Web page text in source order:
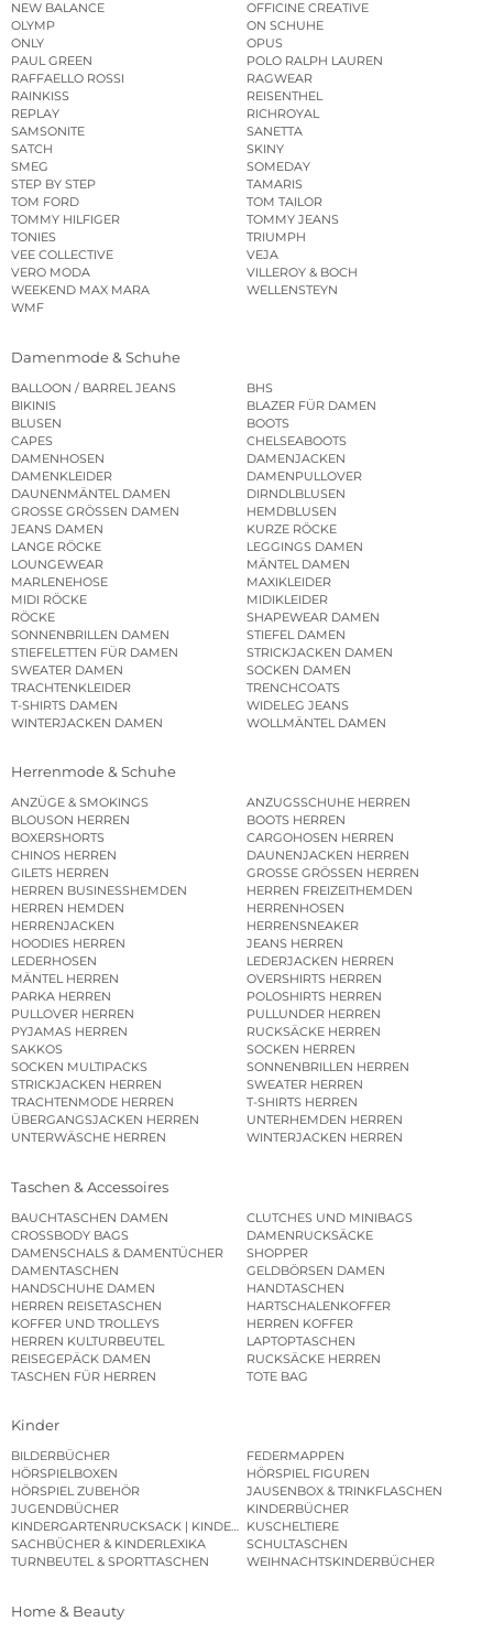
NEW BALANCE
OFFICINE CREATIVE
OLYMP
ON SCHUHE
ONLY
OPUS
PAUL GREEN
POLO RALPH LAUREN
RAFFAELLO ROSSI
RAGWEAR
RAINKISS
REISENTHEL
REPLAY
RICHROYAL
SAMSONITE
SANETTA
SATCH
SKINY
SMEG
SOMEDAY
STEP BY STEP
TAMARIS
TOM FORD
TOM TAILOR
TOMMY HILFIGER
TOMMY JEANS
TONIES
TRIUMPH
VEE COLLECTIVE
VEJA
VERO MODA
VILLEROY & BOCH
WEEKEND MAX MARA
WELLENSTEYN
WMF
Damenmode & Schuhe
BALLOON / BARREL JEANS
BHS
BIKINIS
BLAZER FÜR DAMEN
BLUSEN
BOOTS
CAPES
CHELSEABOOTS
DAMENHOSEN
DAMENJACKEN
DAMENKLEIDER
DAMENPULLOVER
DAUNENMÄNTEL DAMEN
DIRNDLBLUSEN
GROSSE GRÖSSEN DAMEN
HEMDBLUSEN
JEANS DAMEN
KURZE RÖCKE
LANGE RÖCKE
LEGGINGS DAMEN
LOUNGEWEAR
MÄNTEL DAMEN
MARLENEHOSE
MAXIKLEIDER
MIDI RÖCKE
MIDIKLEIDER
RÖCKE
SHAPEWEAR DAMEN
SONNENBRILLEN DAMEN
STIEFEL DAMEN
STIEFELETTEN FÜR DAMEN
STRICKJACKEN DAMEN
SWEATER DAMEN
SOCKEN DAMEN
TRACHTENKLEIDER
TRENCHCOATS
T-SHIRTS DAMEN
WIDELEG JEANS
WINTERJACKEN DAMEN
WOLLMÄNTEL DAMEN
Herrenmode & Schuhe
ANZÜGE & SMOKINGS
ANZUGSSCHUHE HERREN
BLOUSON HERREN
BOOTS HERREN
BOXERSHORTS
CARGOHOSEN HERREN
CHINOS HERREN
DAUNENJACKEN HERREN
GILETS HERREN
GROSSE GRÖSSEN HERREN
HERREN BUSINESSHEMDEN
HERREN FREIZEITHEMDEN
HERREN HEMDEN
HERRENHOSEN
HERRENJACKEN
HERRENSNEAKER
HOODIES HERREN
JEANS HERREN
LEDERHOSEN
LEDERJACKEN HERREN
MÄNTEL HERREN
OVERSHIRTS HERREN
PARKA HERREN
POLOSHIRTS HERREN
PULLOVER HERREN
PULLUNDER HERREN
PYJAMAS HERREN
RUCKSÄCKE HERREN
SAKKOS
SOCKEN HERREN
SOCKEN MULTIPACKS
SONNENBRILLEN HERREN
STRICKJACKEN HERREN
SWEATER HERREN
TRACHTENMODE HERREN
T-SHIRTS HERREN
ÜBERGANGSJACKEN HERREN
UNTERHEMDEN HERREN
UNTERWÄSCHE HERREN
WINTERJACKEN HERREN
Taschen & Accessoires
BAUCHTASCHEN DAMEN
CLUTCHES UND MINIBAGS
CROSSBODY BAGS
DAMENRUCKSÄCKE
DAMENSCHALS & DAMENTÜCHER
SHOPPER
DAMENTASCHEN
GELDBÖRSEN DAMEN
HANDSCHUHE DAMEN
HANDTASCHEN
HERREN REISETASCHEN
HARTSCHALENKOFFER
KOFFER UND TROLLEYS
HERREN KOFFER
HERREN KULTURBEUTEL
LAPTOPTASCHEN
REISEGEPÄCK DAMEN
RUCKSÄCKE HERREN
TASCHEN FÜR HERREN
TOTE BAG
Kinder
BILDERBÜCHER
FEDERMAPPEN
HÖRSPIELBOXEN
HÖRSPIEL FIGUREN
HÖRSPIEL ZUBEHÖR
JAUSENBOX & TRINKFLASCHEN
JUGENDBÜCHER
KINDERBÜCHER
KINDERGARTENRUCKSACK | KINDERGARTENBEUTEL
KUSCHELTIERE
SACHBÜCHER & KINDERLEXIKA
SCHULTASCHEN
TURNBEUTEL & SPORTTASCHEN
WEIHNACHTSKINDERBÜCHER
Home & Beauty